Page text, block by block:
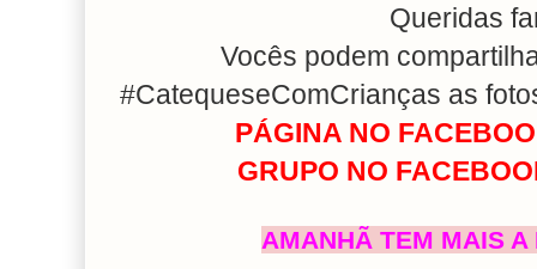
Queridas
Vocês podem
#CatequeseComCrianças as
PÁGINA NO
GRUPO NO
AMANHÃ TEM MAIS A